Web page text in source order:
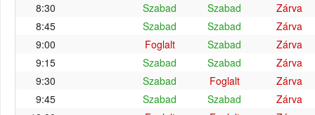
8:30
Szabad Szabad
Zárva
8:45
Szabad Szabad
Zárva
9:00
Foglalt Szabad
Zárva
9:15
Szabad Szabad
Zárva
9:30
Szabad Foglalt
Zárva
9:45
Szabad Szabad
Zárva